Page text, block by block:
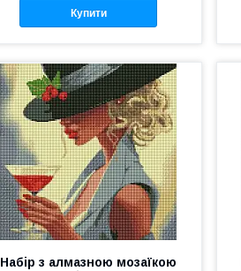
Купити
Набір з алмазною мозаїкою